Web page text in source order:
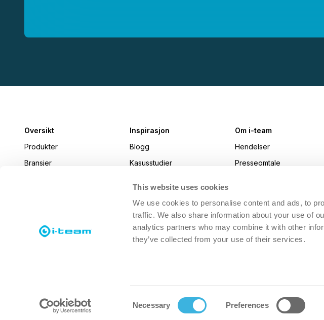
This website uses cookies
We use cookies to personalise content and ads, to
traffic. We also share information about your use of
analytics partners who may combine it with other
they’ve collected from your use of their services.
Necessary Preferences
Oversikt
Produkter
Bransjer
Inspirasjon
Blogg
Kasusstudier
Om i-team
Hendelser
Presseomtale
Bærekraft
Made Blue
i-academy
© 2026 i-Team GlobalAnsvarsfraskrivelseSamtykke til informasjonskapsler